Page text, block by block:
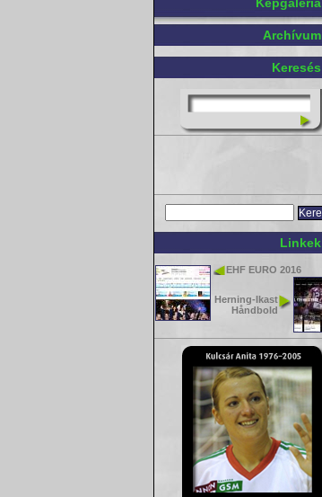
Archívum
Keresés
Linkek
EHF EURO 2016
Herning-Ikast
Håndbold